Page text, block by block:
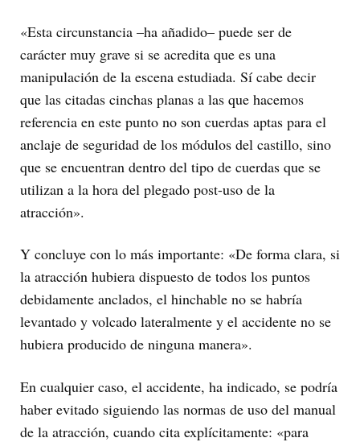
«Esta circunstancia –ha añadido– puede ser de
carácter muy grave si se acredita que es una
manipulación de la escena estudiada. Sí cabe decir
que las citadas cinchas planas a las que hacemos
referencia en este punto no son cuerdas aptas para el
anclaje de seguridad de los módulos del castillo, sino
que se encuentran dentro del tipo de cuerdas que se
utilizan a la hora del plegado post-uso de la
atracción».
Y concluye con lo más importante: «De forma clara, si
la atracción hubiera dispuesto de todos los puntos
debidamente anclados, el hinchable no se habría
levantado y volcado lateralmente y el accidente no se
hubiera producido de ninguna manera».
En cualquier caso, el accidente, ha indicado, se podría
haber evitado siguiendo las normas de uso del manual
de la atracción, cuando cita explícitamente: «para